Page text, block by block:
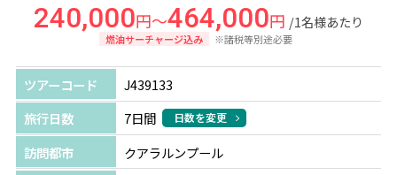
240,000円～464,000円 /1名様あたり
燃油サーチャージ込み ※諸税等別途必要
ツアーコード
J439133
旅行日数
7日間 日数を変更
訪問都市
クアラルンプール